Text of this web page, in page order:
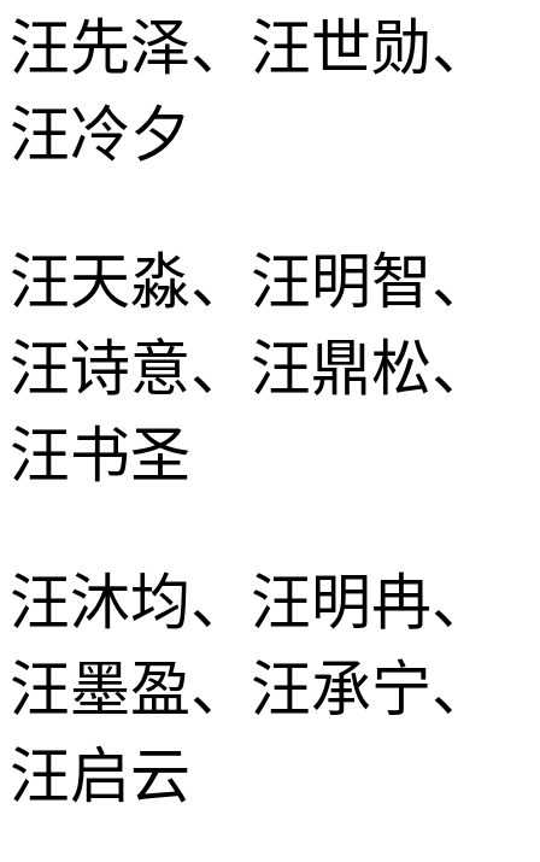
汪先泽、汪世勋、
汪冷夕
汪天淼、汪明智、
汪诗意、汪鼎松、
汪书圣
汪沐均、汪明冉、
汪墨盈、汪承宁、
汪启云